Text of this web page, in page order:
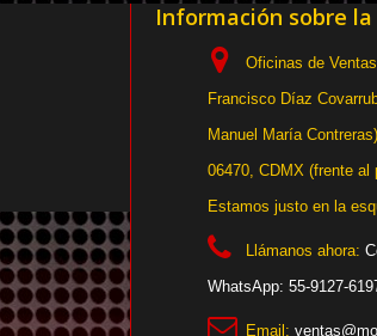
Información sobre
Oficinas de
Francisco Díaz
Manuel María
06470, CDMX (frente al
Estamos justo en la
Llámanos ahora:
WhatsApp: 55-9127-
Email: